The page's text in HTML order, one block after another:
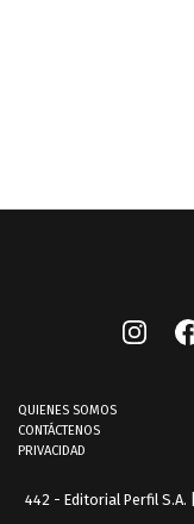
QUIENES SOMOS
CONTÁCTENOS
PRIVACIDAD
442 - Editorial Perfil S.A.